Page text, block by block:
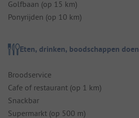
Golfbaan (op 15 km)
Ponyrijden (op 10 km)
Eten, drinken, boodschappen doen
Broodservice
Cafe of restaurant (op 1 km)
Snackbar
Supermarkt (op 500 m)